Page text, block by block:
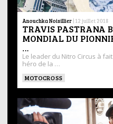
Anouchka Noisillier | 12 juillet 2018
TRAVIS PASTRANA
MONDIAL DU
…
Le leader du Nitro Circus à
héro de la …
MOTOCROSS